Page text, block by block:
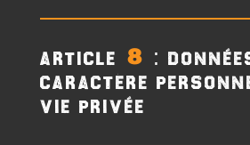
ARTICLE 8:
CARACTÈRE
VIE PRIVÉE